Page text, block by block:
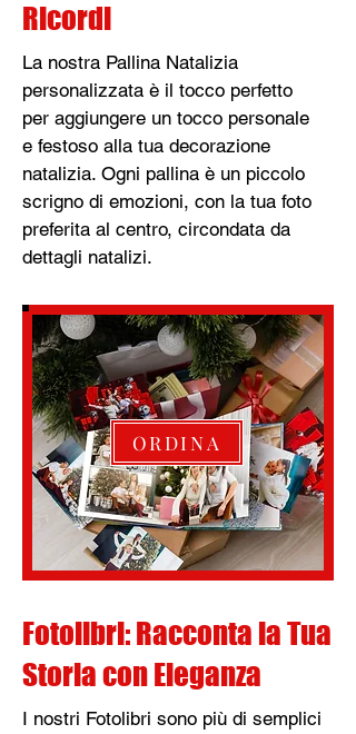
Ricordi
La nostra Pallina Natalizia
personalizzata è il tocco perfetto
per aggiungere un tocco personale
e festoso alla tua decorazione
natalizia. Ogni pallina è un piccolo
scrigno di emozioni, con la tua foto
preferita al centro, circondata da
dettagli natalizi.
ORDINA
Fotolibri: Racconta la Tua
Storia con Eleganza
I nostri Fotolibri sono più di semplici